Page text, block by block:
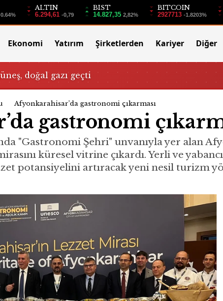
ALTIN
6.294,61 -0,79
BIST
14.827,35 2,82%
BITCOIN
2927713 -1.8203%
Ekonomi Yatırım Şirketlerden Kariyer Diğer
doğal gazı geçti
Afyonkarahisar’da gastronomi çıkarması
gastronomi
"Gastronomi Şehri" unvanıyla yer alan
küresel vitrine çıkardı. Yerli ve
potansiyelini artıracak yeni nesil turizm